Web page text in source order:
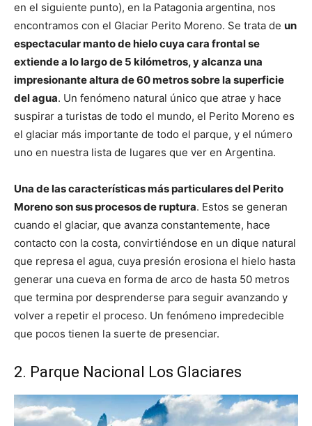
en el siguiente punto), en la Patagonia argentina, nos
encontramos con el Glaciar Perito Moreno. Se trata de un
espectacular manto de hielo cuya cara frontal se
extiende a lo largo de 5 kilómetros, y alcanza una
impresionante altura de 60 metros sobre la superficie
del agua. Un fenómeno natural único que atrae y hace
suspirar a turistas de todo el mundo, el Perito Moreno es
el glaciar más importante de todo el parque, y el número
uno en nuestra lista de lugares que ver en Argentina.
Una de las características más particulares del Perito
Moreno son sus procesos de ruptura. Estos se generan
cuando el glaciar, que avanza constantemente, hace
contacto con la costa, convirtiéndose en un dique natural
que represa el agua, cuya presión erosiona el hielo hasta
generar una cueva en forma de arco de hasta 50 metros
que termina por desprenderse para seguir avanzando y
volver a repetir el proceso. Un fenómeno impredecible
que pocos tienen la suerte de presenciar.
2. Parque Nacional Los Glaciares